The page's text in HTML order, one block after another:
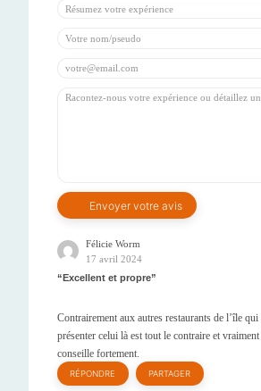
Félicie Worm
17 avril 2024
Excellent et propre
Contrairement aux autres restaurants de l’île
présenter celui là est tout le contraire et
conseille fortement.
RÉPONDRE PARTAGER